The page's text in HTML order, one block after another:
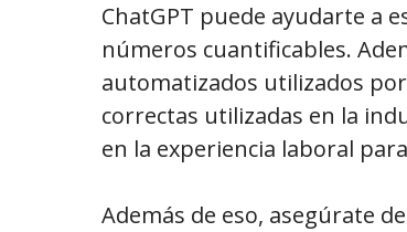
ChatGPT puede ayudarte a
números cuantificables.
automatizados utilizados
correctas utilizadas en la
en la experiencia laboral
Además de eso, asegúrate